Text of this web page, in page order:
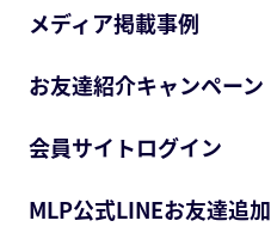
メディア掲載事例
お友達紹介キャンペーン
会員サイトログイン
MLP公式LINEお友達追加